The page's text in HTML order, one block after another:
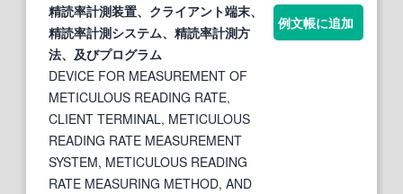
精読率計測装置、クライアント端末、
精読率計測システム、 精読率計測方
法、及びプログラム
DEVICE FOR MEASUREMENT OF
METICULOUS READING RATE,
CLIENT TERMINAL, METICULOUS
READING RATE MEASUREMENT
SYSTEM, METICULOUS READING
RATE MEASURING METHOD, AND
例文帳に追加